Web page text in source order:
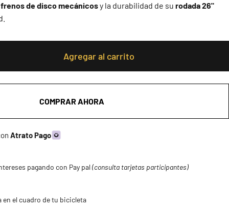
frenos de disco mecánicosy la durabilidad de surodada 26"
Agregar al carrito
COMPRAR AHORA
Atrato Pago
pagando con Pay pal(consulta tarjetas participantes)
en el cuadro de tu bicicleta